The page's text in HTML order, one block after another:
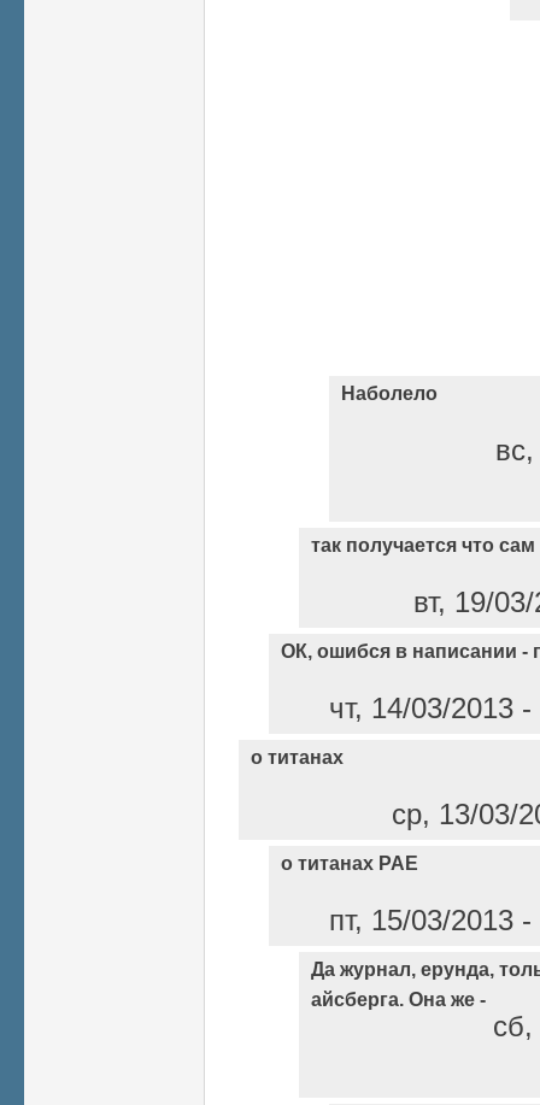
Наболело
так получается что
вт, 19/
ОК, ошибся в написании -
чт, 14/03/2013
о титанах
ср, 13/03/
о титанах РАЕ
пт, 15/03/2013
Да журнал, ерунда,
айсберга. Она же -